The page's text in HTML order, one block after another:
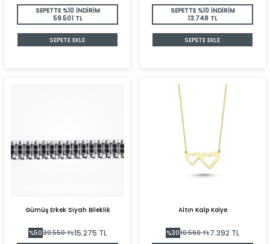
SEPETTE %10 İNDİRİM
59.501 TL
SEPETE EKLE
SEPETTE %10 İNDİRİM
13.748 TL
SEPETE EKLE
Gümüş Erkek Siyah Bileklik
%5030.550TL15.275 TL
Altın Kalp Kolye
%3010.560TL7.392 TL